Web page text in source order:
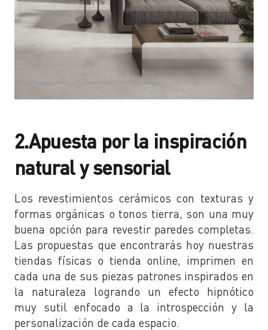
2.Apuesta por la inspiración
natural y sensorial
Los revestimientos cerámicos con texturas y
formas orgánicas o tonos tierra, son una muy
buena opción para revestir paredes completas.
Las propuestas que encontrarás hoy nuestras
tiendas físicas o tienda online, imprimen en
cada una de sus piezas patrones inspirados en
la naturaleza logrando un efecto hipnótico
muy sutil enfocado a la introspección y la
personalización de cada espacio.